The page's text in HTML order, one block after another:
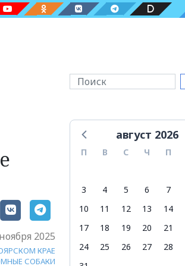
2025
КРАЕ
СОБАКИ
август 2026
П В С Ч П
3
4 5 6 7
10
11 12 13 14
17
18 19 20 21
24
25 26 27 28